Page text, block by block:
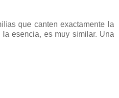
que canten exactamente la
esencia, es muy similar. Una